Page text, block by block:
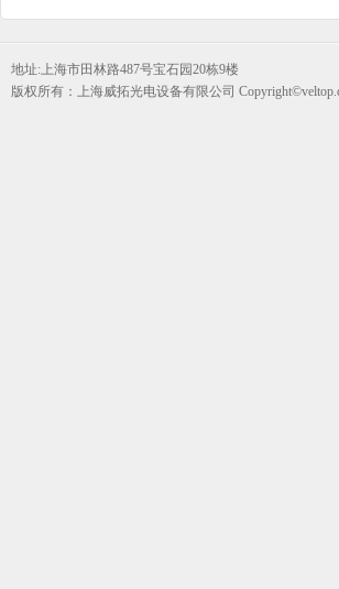
地址:上海市田林路487号宝石园20栋9楼
版权所有：上海威拓光电设备有限公司